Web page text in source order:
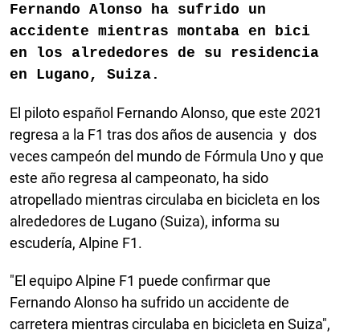
Fernando Alonso ha sufrido un
accidente mientras montaba en bici
en los alrededores de su residencia
en Lugano, Suiza.
El piloto español Fernando Alonso, que este 2021
regresa a la F1 tras dos años de ausencia y dos
veces campeón del mundo de Fórmula Uno y que
este año regresa al campeonato, ha sido
atropellado mientras circulaba en bicicleta en los
alrededores de Lugano (Suiza), informa su
escudería, Alpine F1.
"El equipo Alpine F1 puede confirmar que
Fernando Alonso ha sufrido un accidente de
carretera mientras circulaba en bicicleta en Suiza",